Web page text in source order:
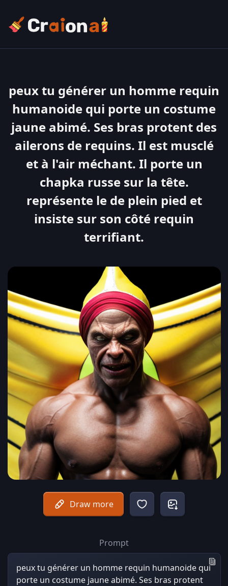
peux tu générer un homme requin
humanoide qui porte un costume
jaune abimé. Ses bras protent des
ailerons de requins. Il est musclé
et à l'air méchant. Il porte un
chapka russe sur la tête.
représente le de plein pied et
insiste sur son côté requin
terrifiant.
Draw more
Prompt
peux tu générer un homme requin humanoide qui
porte un costume jaune abimé. Ses bras protent